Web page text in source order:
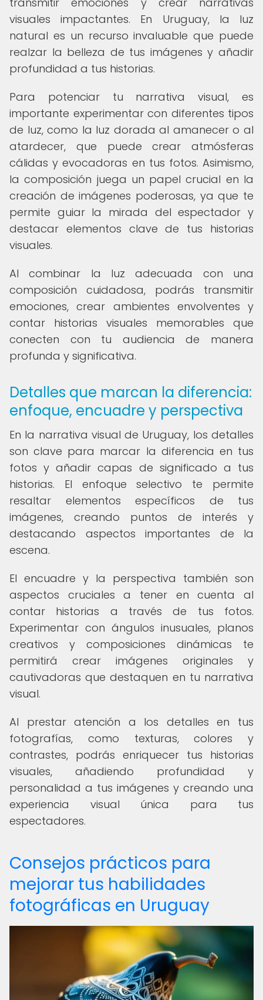
visuales impactantes. En Uruguay, la luz
natural es un recurso invaluable que puede
realzar la belleza de tus imágenes y añadir
profundidad a tus historias.
Para potenciar tu narrativa visual, es
importante experimentar con diferentes tipos
de luz, como la luz dorada al amanecer o al
atardecer, que puede crear atmósferas
cálidas y evocadoras en tus fotos. Asimismo,
la composición juega un papel crucial en la
creación de imágenes poderosas, ya que te
permite guiar la mirada del espectador y
destacar elementos clave de tus historias
visuales.
Al combinar la luz adecuada con una
composición cuidadosa, podrás transmitir
emociones, crear ambientes envolventes y
contar historias visuales memorables que
conecten con tu audiencia de manera
profunda y significativa.
Detalles que marcan la diferencia:
enfoque, encuadre y perspectiva
En la narrativa visual de Uruguay, los detalles
son clave para marcar la diferencia en tus
fotos y añadir capas de significado a tus
historias. El enfoque selectivo te permite
resaltar elementos específicos de tus
imágenes, creando puntos de interés y
destacando aspectos importantes de la
escena.
El encuadre y la perspectiva también son
aspectos cruciales a tener en cuenta al
contar historias a través de tus fotos.
Experimentar con ángulos inusuales, planos
creativos y composiciones dinámicas te
permitirá crear imágenes originales y
cautivadoras que destaquen en tu narrativa
visual.
Al prestar atención a los detalles en tus
fotografías, como texturas, colores y
contrastes, podrás enriquecer tus historias
visuales, añadiendo profundidad y
personalidad a tus imágenes y creando una
experiencia visual única para tus
espectadores.
Consejos prácticos para
mejorar tus habilidades
fotográficas en Uruguay